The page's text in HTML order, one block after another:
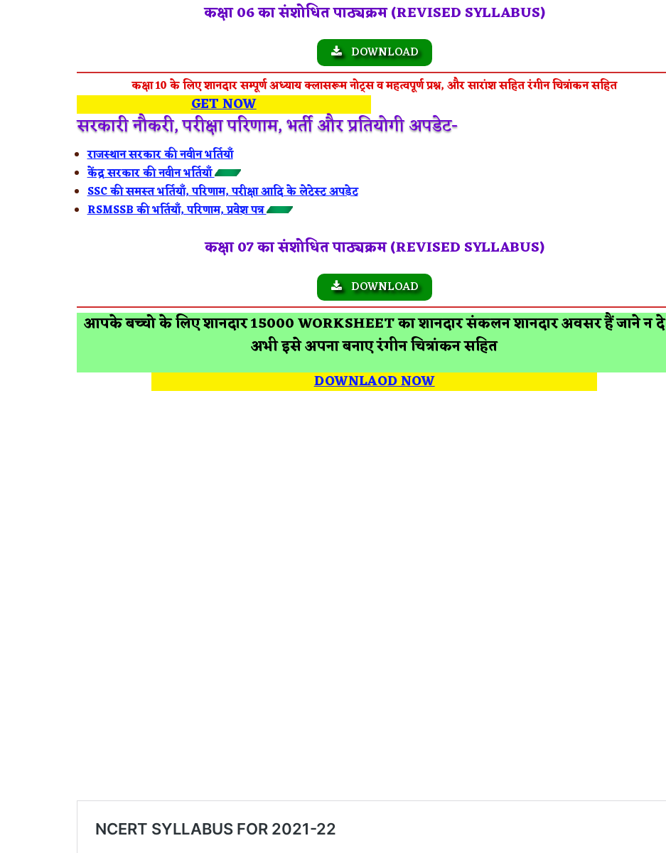
कक्षा 06 का संशोधित पाठ्यक्रम (REVISED SYLLABUS)
DOWNLOAD
कक्षा 10 के लिए शानदार सम्पूर्ण अध्याय क्लासरूम नोट्स व महत्वपूर्ण प्रश्न, और सारांश सहित रंगीन चित्रांकन सहित
GET NOW
सरकारी नौकरी, परीक्षा परिणाम, भर्ती और प्रतियोगी अपडेट-
राजस्थान सरकार की नवीन भर्तियाँ
केंद्र सरकार की नवीन भर्तियाँ
SSC की समस्त भर्तियाँ, परिणाम, परीक्षा आदि के लेटेस्ट अपडेट
RSMSSB की भर्तियाँ, परिणाम, प्रवेश पत्र
कक्षा 07 का संशोधित पाठ्यक्रम (REVISED SYLLABUS)
DOWNLOAD
आपके बच्चो के लिए शानदार 15000 WORKSHEET का शानदार संकलन शानदार अवसर हैं जाने न दे
अभी इसे अपना बनाए रंगीन चित्रांकन सहित
DOWNLAOD NOW